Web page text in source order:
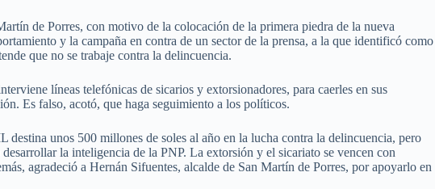
de Porres, con motivo de la colocación de la primera piedra de la nueva
y la campaña en contra de un sector de la prensa, a la que identificó como
que no se trabaje contra la delincuencia.
líneas telefónicas de sicarios y extorsionadores, para caerles en sus
Es falso, acotó, que haga seguimiento a los políticos.
unos 500 millones de soles al año en la lucha contra la delincuencia, pero
la inteligencia de la PNP. La extorsión y el sicariato se vencen con
agradeció a Hernán Sifuentes, alcalde de San Martín de Porres, por apoyarlo en